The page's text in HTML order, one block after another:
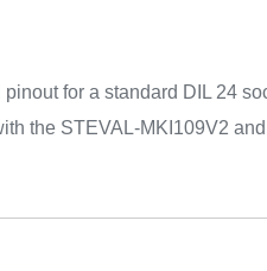
for a standard DIL 24
the STEVAL-MKI109V2